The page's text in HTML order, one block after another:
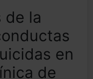
de la
en
de